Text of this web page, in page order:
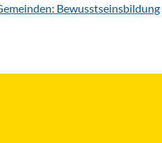
Bewusstseinsbildung